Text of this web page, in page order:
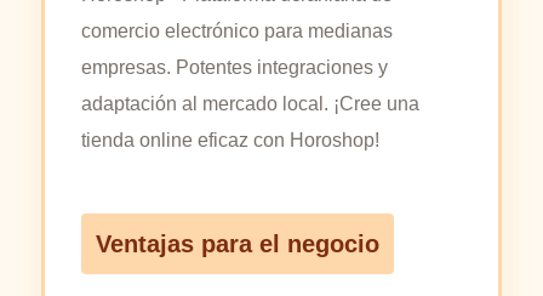
comercio electrónico para medianas
empresas. Potentes integraciones y
adaptación al mercado local. ¡Cree una
tienda online eficaz con Horoshop!
Ventajas para el negocio